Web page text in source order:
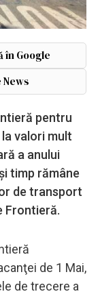
în Google
pentru
valori mult
a anului
timp rămâne
de transport
Frontieră.
de 1 Mai,
de trecere a